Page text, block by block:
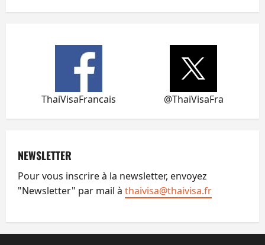
ThaiVisaFrancais @ThaiVisaFra
NEWSLETTER
Pour vous inscrire à la newsletter, envoyez
"Newsletter" par mail à thaivisa@thaivisa.fr